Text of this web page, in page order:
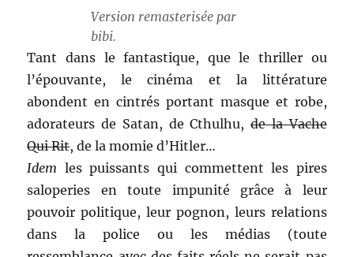
Version remasterisée par
bibi.
Tant dans le fantastique, que le thriller ou
l’épouvante, le cinéma et la littérature
abondent en cintrés portant masque et robe,
adorateurs de Satan, de Cthulhu,de la Vache
Qui Rit, de la momie d’Hitler…
Idem les puissants qui commettent les pires
saloperies en toute impunité grâce à leur
pouvoir politique, leur pognon, leurs relations
dans la police ou les médias (toute